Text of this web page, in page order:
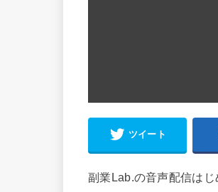
ツイート
副業Lab.の音声配信は